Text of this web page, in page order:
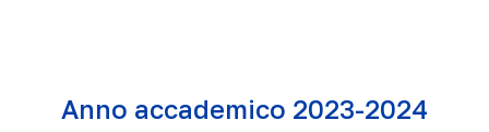
Anno accademico 2023-2024